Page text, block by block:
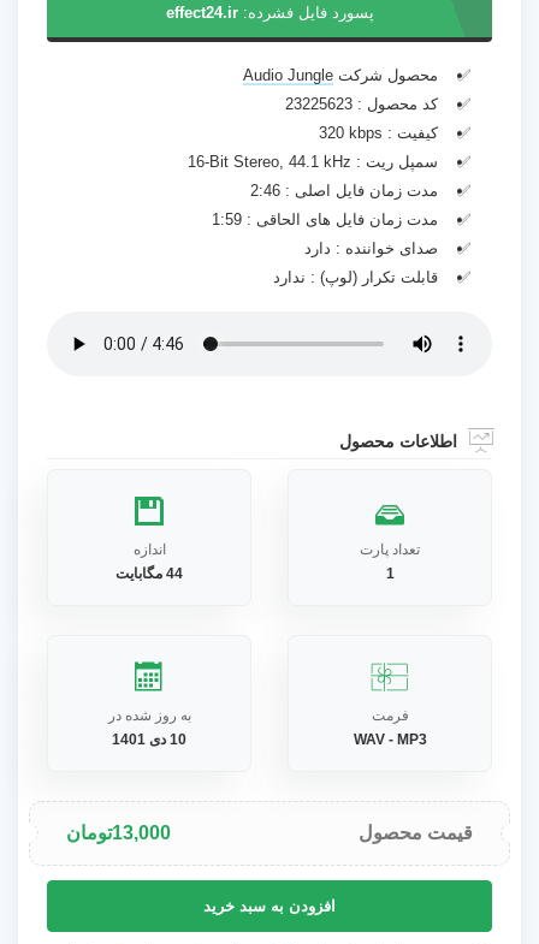
پسورد فایل فشرده:effect24.ir
محصول شرکت Audio Jungle
کد محصول : 23225623
کیفیت : 320 kbps
سمپل ریت : 16-Bit Stereo, 44.1 kHz
مدت زمان فایل اصلی : 2:46
مدت زمان فایل های الحاقی : 1:59
صدای خواننده : دارد
قابلت تکرار (لوپ) : ندارد
اطلاعات محصول
تعداد پارت
1
اندازه
44 مگابایت
فرمت
WAV - MP3
به روز شده در
10 دی 1401
قیمت محصول 13,000تومان
بی
افزودن به سبد خرید